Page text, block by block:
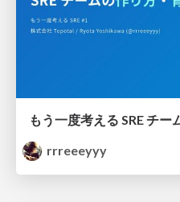
rrreeeyyy